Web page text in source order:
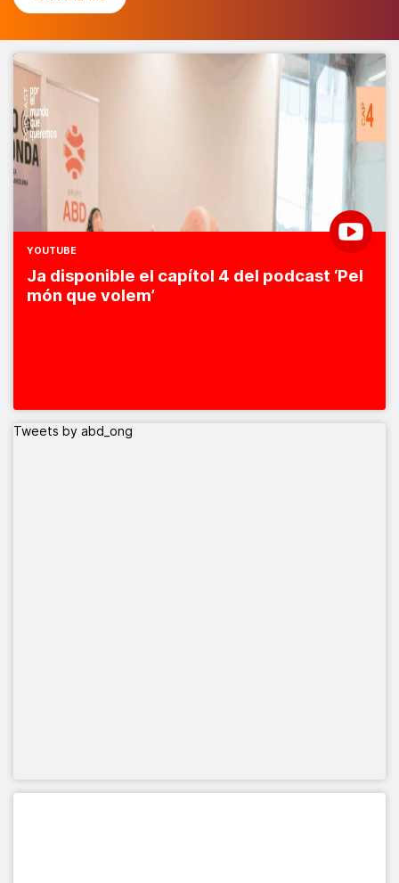
YOUTUBE
Ja disponible el capítol 4 del podcast ‘Pel
món que volem’
Tweets by abd_ong